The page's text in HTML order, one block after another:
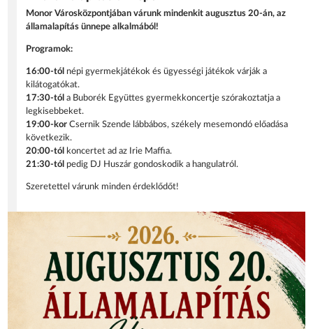
Monor Városközpontjában várunk mindenkit augusztus 20-án, az
államalapítás ünnepe alkalmából!
Programok:
16:00-tól népi gyermekjátékok és ügyességi játékok várják a
kilátogatókat.
17:30-tól a Buborék Együttes gyermekkoncertje szórakoztatja a
legkisebbeket.
19:00-korCsernik Szende lábbábos, székely mesemondó előadása
következik.
20:00-tól
koncertet ad az Irie Maffia.
21:30-tól pedig DJ Huszár gondoskodik a hangulatról.
Szeretettel várunk minden érdeklődőt!